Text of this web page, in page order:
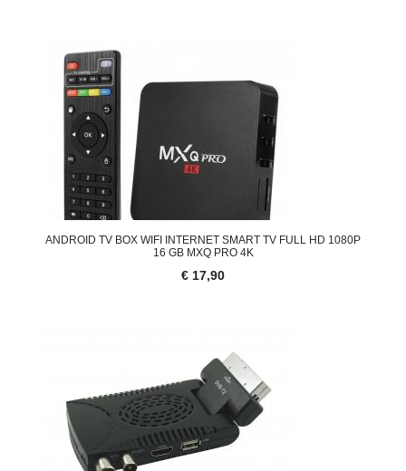
ANDROID TV BOX WIFI INTERNET SMART TV FULL HD 1080P
16 GB MXQ PRO 4K
€ 17,90